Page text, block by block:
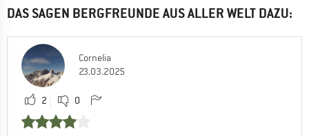
DAS SAGEN BERGFREUNDE AUS ALLER WELT DAZU:
Cornelia
23.03.2025
2 0